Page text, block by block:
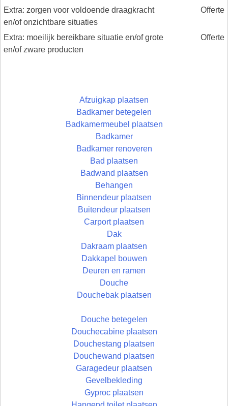
Extra: zorgen voor voldoende draagkracht
en/of onzichtbare situaties
Offerte
Extra: moeilijk bereikbare situatie en/of grote
en/of zware producten
Offerte
Afzuigkap plaatsen
Badkamer betegelen
Badkamermeubel plaatsen
Badkamer
Badkamer renoveren
Bad plaatsen
Badwand plaatsen
Behangen
Binnendeur plaatsen
Buitendeur plaatsen
Carport plaatsen
Dak
Dakraam plaatsen
Dakkapel bouwen
Deuren en ramen
Douche
Douchebak plaatsen
Douche betegelen
Douchecabine plaatsen
Douchestang plaatsen
Douchewand plaatsen
Garagedeur plaatsen
Gevelbekleding
Gyproc plaatsen